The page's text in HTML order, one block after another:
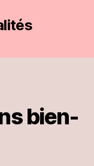
bien-